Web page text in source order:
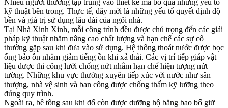
Nhiều người thường tập trung vào thiết kế mà bỏ qua những yếu tố
kỹ thuật bên trong. Thực tế, đây mới là những yếu tố quyết định độ
bền và giá trị sử dụng lâu dài của ngôi nhà.
Tại Nhà Xinh Xinh, mỗi công trình đều được chú trọng đến các giải
pháp kỹ thuật nhằm nâng cao chất lượng và hạn chế các sự cố
thường gặp sau khi đưa vào sử dụng. Hệ thống thoát nước được bọc
ống bảo ôn nhằm giảm tiếng ồn khi xả thải. Các vị trí tiếp giáp vật
liệu được thi công lưới chống nứt nhằm hạn chế hiện tượng nứt
tường. Những khu vực thường xuyên tiếp xúc với nước như sân
thượng, nhà vệ sinh và ban công được chống thấm kỹ lưỡng theo
đúng quy trình.
Ngoài ra, bê tông sau khi đổ còn được dưỡng hộ bằng bao bố giữ